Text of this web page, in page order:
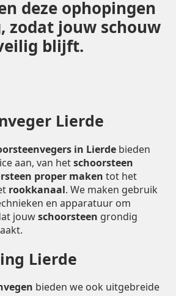
deze ophopingen
zodat jouw schouw
blijft.
Lierde
in Lierde bieden
aan, van hetschoorsteen
proper maken tot het
rookkanaal. We maken gebruik
en apparatuur om
jouwschoorsteen grondig
Lierde
bieden we ook uitgebreide